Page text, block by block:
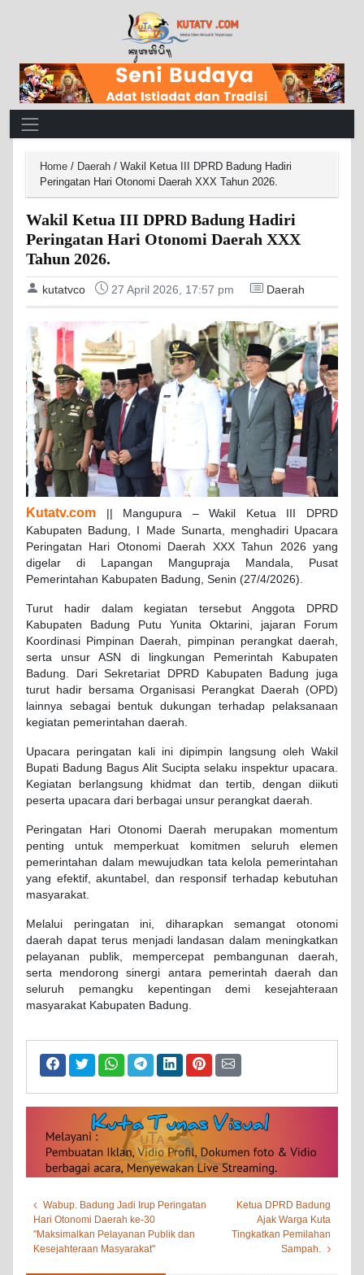
Main Navigation
Home / Daerah / Wakil Ketua III DPRD Badung Hadiri
Peringatan Hari Otonomi Daerah XXX Tahun 2026.
Wakil Ketua III DPRD Badung Hadiri
Peringatan Hari Otonomi Daerah XXX
Tahun 2026.
kutatvco 27 April 2026, 17:57 pm Daerah
Kutatv.com || Mangupura – Wakil Ketua III DPRD
Kabupaten Badung, I Made Sunarta, menghadiri Upacara
Peringatan Hari Otonomi Daerah XXX Tahun 2026 yang
digelar di Lapangan Mangupraja Mandala, Pusat
Pemerintahan Kabupaten Badung, Senin (27/4/2026).
Turut hadir dalam kegiatan tersebut Anggota DPRD
Kabupaten Badung Putu Yunita Oktarini, jajaran Forum
Koordinasi Pimpinan Daerah, pimpinan perangkat daerah,
serta unsur ASN di lingkungan Pemerintah Kabupaten
Badung. Dari Sekretariat DPRD Kabupaten Badung juga
turut hadir bersama Organisasi Perangkat Daerah (OPD)
lainnya sebagai bentuk dukungan terhadap pelaksanaan
kegiatan pemerintahan daerah.
Upacara peringatan kali ini dipimpin langsung oleh Wakil
Bupati Badung Bagus Alit Sucipta selaku inspektur upacara.
Kegiatan berlangsung khidmat dan tertib, dengan diikuti
peserta upacara dari berbagai unsur perangkat daerah.
Peringatan Hari Otonomi Daerah merupakan momentum
penting untuk memperkuat komitmen seluruh elemen
pemerintahan dalam mewujudkan tata kelola pemerintahan
yang efektif, akuntabel, dan responsif terhadap kebutuhan
masyarakat.
Melalui peringatan ini, diharapkan semangat otonomi
daerah dapat terus menjadi landasan dalam meningkatkan
pelayanan publik, mempercepat pembangunan daerah,
serta mendorong sinergi antara pemerintah daerah dan
seluruh pemangku kepentingan demi kesejahteraan
masyarakat Kabupaten Badung.
Wabup. Badung Jadi Irup Peringatan
Hari Otonomi Daerah ke-30
"Maksimalkan Pelayanan Publik dan
Kesejahteraan Masyarakat"
Ketua DPRD Badung
Ajak Warga Kuta
Tingkatkan Pemilahan
Sampah.